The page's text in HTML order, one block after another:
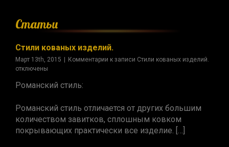
Статьи
Стили кованых изделий.
Март 13th, 2015 Комментарии к записи Стили кованых изделий.
отключены
Романский стиль:
Романский стиль отличается от других большим
количеством завитков, сплошным ковком
покрывающих практически все изделие. […]